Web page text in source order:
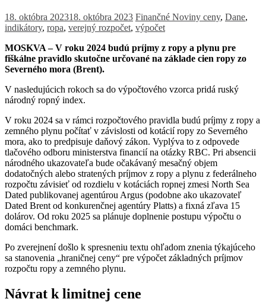
18. októbra 202318. októbra 2023 Finančné Noviny ceny, Dane,
indikátory, ropa, verejný rozpočet, výpočet
MOSKVA – V roku 2024 budú príjmy z ropy a plynu pre
fiškálne pravidlo skutočne určované na základe cien ropy zo
Severného mora (Brent).
V nasledujúcich rokoch sa do výpočtového vzorca pridá ruský
národný ropný index.
V roku 2024 sa v rámci rozpočtového pravidla budú príjmy z ropy a
zemného plynu počítať v závislosti od kotácií ropy zo Severného
mora, ako to predpisuje daňový zákon. Vyplýva to z odpovede
tlačového odboru ministerstva financií na otázky RBC. Pri absencii
národného ukazovateľa bude očakávaný mesačný objem
dodatočných alebo stratených príjmov z ropy a plynu z federálneho
rozpočtu závisieť od rozdielu v kotáciách ropnej zmesi North Sea
Dated publikovanej agentúrou Argus (podobne ako ukazovateľ
Dated Brent od konkurenčnej agentúry Platts) a fixná zľava 15
dolárov. Od roku 2025 sa plánuje doplnenie postupu výpočtu o
domáci benchmark.
Po zverejnení došlo k spresneniu textu ohľadom znenia týkajúceho
sa stanovenia „hraničnej ceny“ pre výpočet základných príjmov
rozpočtu ropy a zemného plynu.
Návrat k limitnej cene